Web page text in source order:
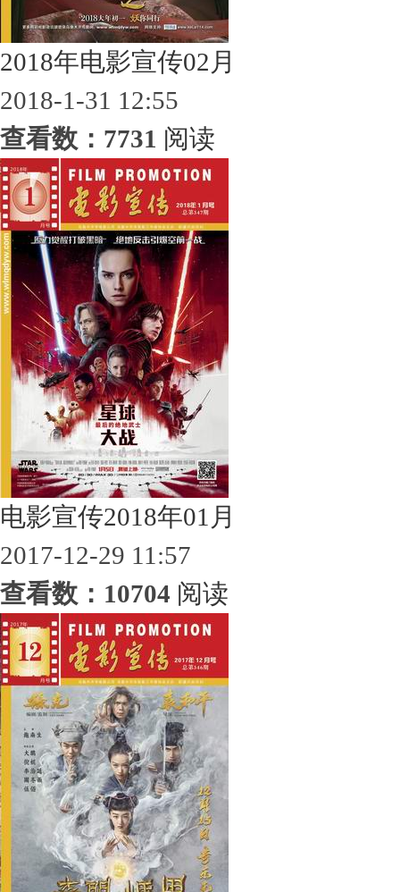
2018年电影宣传02月
2018-1-31 12:55
查看数：7731 阅读
电影宣传2018年01月
2017-12-29 11:57
查看数：10704 阅读